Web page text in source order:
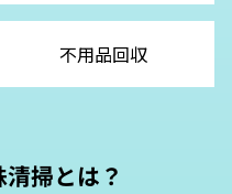
不用品回収
掃とは？